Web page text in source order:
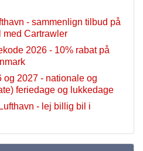
- sammenlign tilbud på
med Cartrawler
2026 - 10% rabat på
og 2027 - nationale og
feriedage og lukkedage
- lej billig bil i